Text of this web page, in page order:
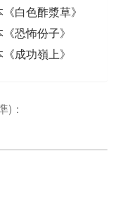
白色酢漿草》
恐怖份子》
成功嶺上》
)：